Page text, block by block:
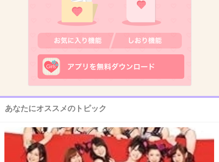
枕にするには、肘掛けは高すぎない？
+29
うちのは片方あって片方ないデザイン
正直肘掛けはなくてよかった気がする
+8
あなたにオススメのトピック